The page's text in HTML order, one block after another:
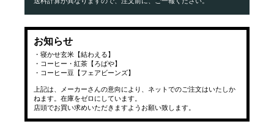
お知らせ
・寝かせ玄米【結わえる】
・コーヒー・紅茶【ろばや】
・コーヒー豆【フェアビーンズ】
上記は、メーカーさんの意向により、ネットでのご注文はいたしか
ねます。在庫をゼロにしています。
店頭でお買い求めいただきますようお願い致します。